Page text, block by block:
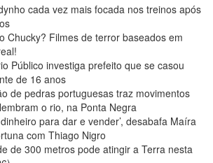
cada vez mais focada nos treinos após
Chucky? Filmes de terror baseados em
Público investiga prefeito que se casou
de 16 anos
de pedras portuguesas traz movimentos
o rio, na Ponta Negra
dinheiro para dar e vender’, desabafa Maíra
com Thiago Nigro
de 300 metros pode atingir a Terra nesta